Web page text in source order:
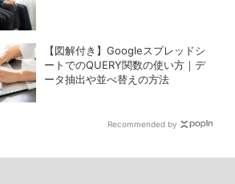
【図解付き】Googleスプレッドシ
ートでのQUERY関数の使い方｜デ
ータ抽出や並べ替えの方法
Recommended by